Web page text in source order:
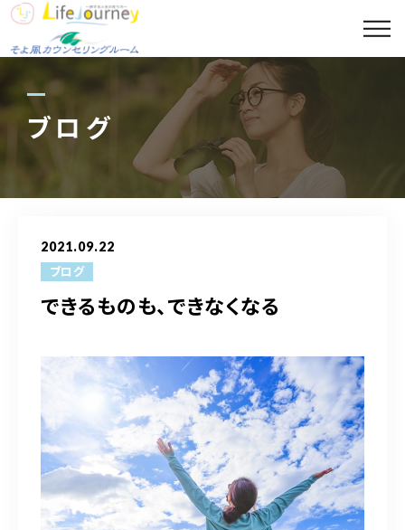
ブログ
2021.09.22
ブログ
できるものも、できなくなる
コンセプト
代表プロフィール
セッションメニュー
ギャラリー
ブログ
ご予約・お問合せはこちら